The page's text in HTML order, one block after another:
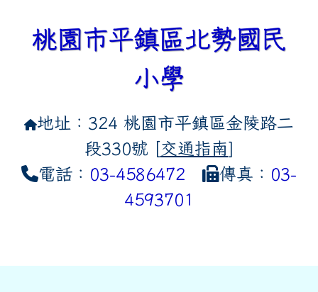
桃園市平鎮區北勢國民
小學
地址：324 桃園市平鎮區金陵路二
段330號 [交通指南]
電話： 03-4586472 傳真： 03-
4593701